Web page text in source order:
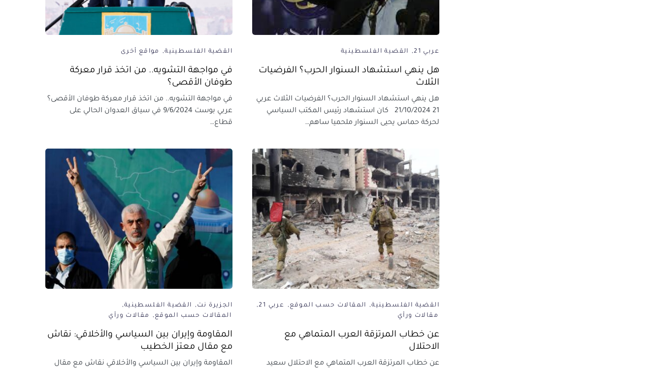
عربي 21 القضية الفلسطينية
هل ينهي استشهاد السنوار الحرب؟ الفرضيات
الثلاث
هل ينهي استشهاد السنوار الحرب؟ الفرضيات الثلاث عربي
21 21/10/2024 كان استشهاد رئيس المكتب السياسي
لحركة حماس يحيى السنوار ملحميا ساهم…
القضية الفلسطينية مواقع أخرى
في مواجهة التشويه.. من اتخذ قرار معركة
طوفان الأقصى؟
في مواجهة التشويه.. من اتخذ قرار معركة طوفان الأقصى؟
عربي بوست 9/6/2024 في سياق العدوان الحالي على
قطاع…
القضية الفلسطينية المقالات حسب الموقع
عربي 21
مقالات ورأي
عن خطاب المرتزقة العرب المتماهي مع
الاحتلال
عن خطاب المرتزقة العرب المتماهي مع الاحتلال سعيد
الجزيرة نت
القضية الفلسطينية
المقالات حسب الموقع
مقالات ورأي
المقاومة وإيران بين السياسي والأخلاقي: نقاش
مع مقال معتز الخطيب
المقاومة وإيران بين السياسي والأخلاقي نقاش مع مقال